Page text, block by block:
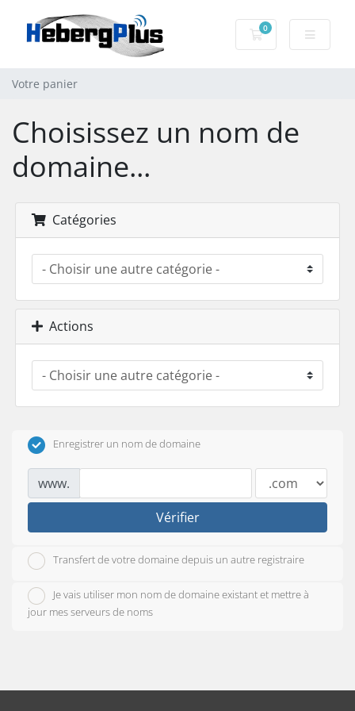
0
Votre panier
Votre panier
Choisissez un nom de
domaine...
Catégories
Actions
Enregistrer un nom de domaine
www.
Vérifier
Transfert de votre domaine depuis un autre registraire
Je vais utiliser mon nom de domaine existant et mettre à
jour mes serveurs de noms